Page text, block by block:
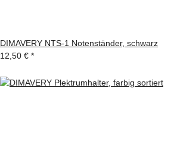
DIMAVERY NTS-1 Notenständer, schwarz
12,50 € *